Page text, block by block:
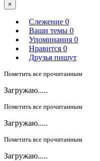
×
Слежение 0
Ваши темы 0
Упоминания 0
Нравится 0
Друзья пишут
Пометить все прочитанным
Загружаю.....
Пометить все прочитанным
Загружаю.....
Пометить все прочитанным
Загружаю.....